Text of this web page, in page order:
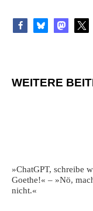
WEITERE
»ChatGPT, schreibe
Goethe!« – »Nö,
nicht.«